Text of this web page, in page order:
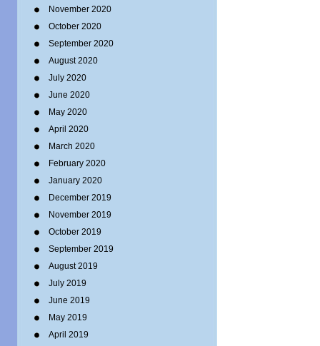
November 2020
October 2020
September 2020
August 2020
July 2020
June 2020
May 2020
April 2020
March 2020
February 2020
January 2020
December 2019
November 2019
October 2019
September 2019
August 2019
July 2019
June 2019
May 2019
April 2019